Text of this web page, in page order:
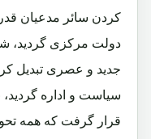
کردن سائر مدعیان
دولت مرکزی گردید،
جدید و عصری تبدیل
سیاست و اداره
قرار گرفت که همه